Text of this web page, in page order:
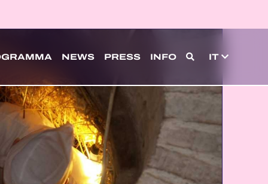
NEWS PRESS INFO IT